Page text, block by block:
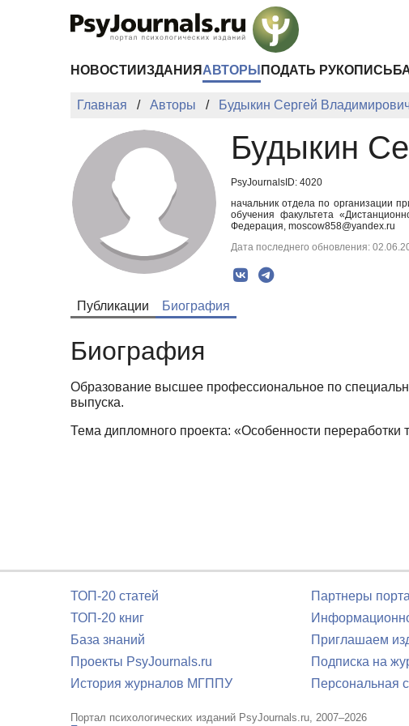
НОВОСТИ ИЗДАНИЯ АВТОРЫ ПОДАТЬ РУКОПИСЬ
Главная Авторы Будыкин Сергей
Будыкин
PsyJournalsID: 4020
начальник отдела по организации
обучения факультета
Федерация, moscow858@yandex.ru
Дата последнего обновления:
Публикации Биография
Биография
Образование высшее профессиональное по
выпуска.
Тема дипломного проекта: «Особенности переработки
ТОП-20 статей
ТОП-20 книг
База знаний
Проекты PsyJournals.ru
История журналов МГППУ
Партнеры
Приглашаем
Подписка на
Персональная
Портал психологических изданий PsyJournals.ru, 2007–2026